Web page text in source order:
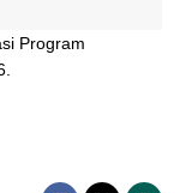
Program